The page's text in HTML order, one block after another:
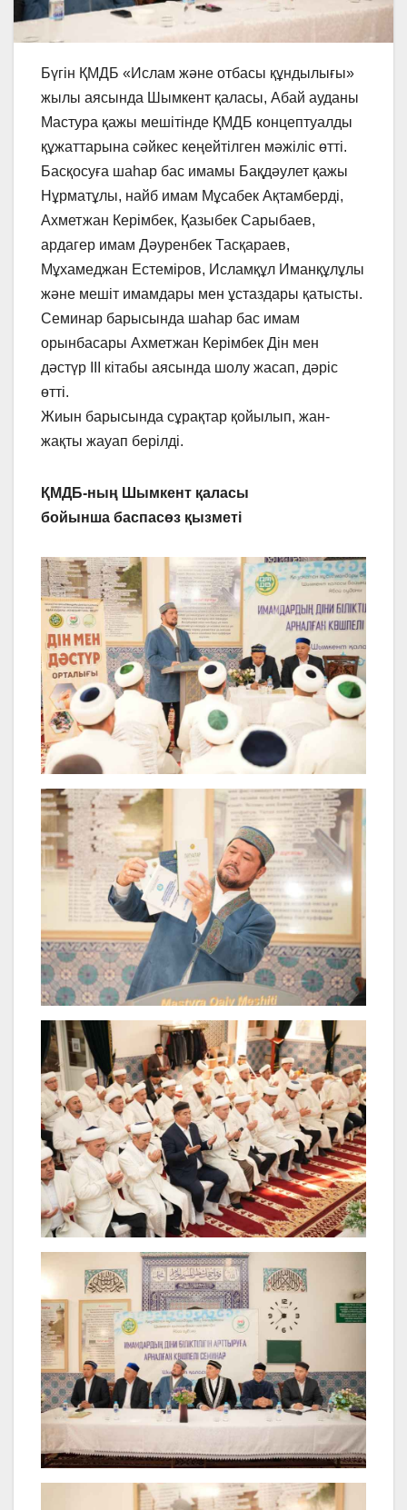
Бүгін ҚМДБ «Ислам және отбасы құндылығы»
жылы аясында Шымкент қаласы, Абай ауданы
Мастура қажы мешітінде ҚМДБ концептуалды
құжаттарына сәйкес кеңейтілген мәжіліс өтті.
Басқосуға шаһар бас имамы Бақдәулет қажы
Нұрматұлы, найб имам Мұсабек Ақтамберді,
Ахметжан Керімбек, Қазыбек Сарыбаев,
ардагер имам Дәуренбек Тасқараев,
Мұхамеджан Естеміров, Исламқұл Иманқұлұлы
және мешіт имамдары мен ұстаздары қатысты.
Семинар барысында шаһар бас имам
орынбасары Ахметжан Керімбек Дін мен
дәстүр ІІІ кітабы аясында шолу жасап, дәріс
өтті.
Жиын барысында сұрақтар қойылып, жан-
жақты жауап берілді.
ҚМДБ-ның Шымкент қаласы
бойынша баспасөз қызметі